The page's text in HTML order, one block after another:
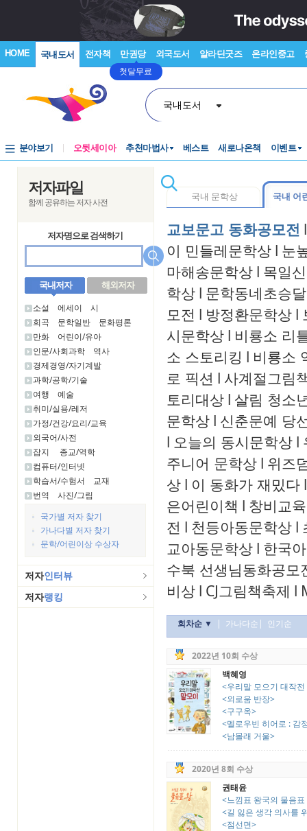
HOME 국내도서 전자책 만권당
첫달무료
외국도서 알라딘굿즈 온라인중고
국내도서
분야보기 오뒷세이아 추천마법사 베스트 새로나온책 이벤트
저자파일
함께 공유하는 저자 사전
저자명으로 검색하기
국내저자 해외저자
소설 에세이
시
희곡
문학일반
문화평론
만화
어린이/유아
인문/사회과학
역사
경제경영/자기계발
과학/공학/기술
여행
예술
취미/실용/레저
가정/건강/요리/교육
외국어/사전
잡지
종교/역학
컴퓨터/인터넷
학습서/수험서
교재
번역
사진/그림
국가별 저자 찾기
가나다별 저자 찾기
문학/어린이상 수상자
저자인터뷰
저자랭킹
국내 문학상 국내 어
교보문고 동화공모전 l
이 민들레문학상 l 눈
마해송문학상 l 목일
학상 l 문학동네초승
모전 l 방정환문학상 l
시문학상 l 비룡소 리
소 스토리킹 l 비룡소
로 픽션 l 사계절그림
토리대상 l 살림 청소
문학상 l 신춘문예 당
l 오늘의 동시문학상 l
주니어 문학상 l 위즈
상 l 이 동화가 재밌다 l
은어린이책 l 창비교
전 l 천등아동문학상 l
교아동문학상 l 한국
수북 선생님동화공모
비상 l CJ그림책축제 l
회차순 ▼ | 가나다순 | 인기순
2022년 10회 수상
백혜영
<우리말 모으기 대작
<외로움 반장>
<구구옥>
<멜로우빈 히어로 : 감
<남몰래 거울>
2020년 8회 수상
권태윤
<느낌표 왕국의 물음표
<길 잃은 생각 의사를
<점선면>